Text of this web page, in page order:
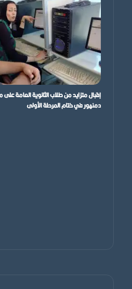
إقبال متزايد من طلاب الثانوية العامة
دمنهور في ختام المرحلة الأولى